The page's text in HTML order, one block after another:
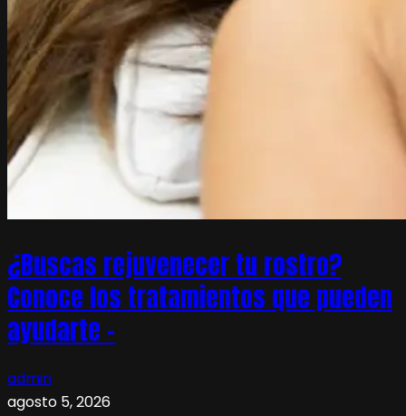
¿Buscas rejuvenecer tu rostro?
Conoce los tratamientos que pueden
ayudarte –
admin
agosto 5, 2026